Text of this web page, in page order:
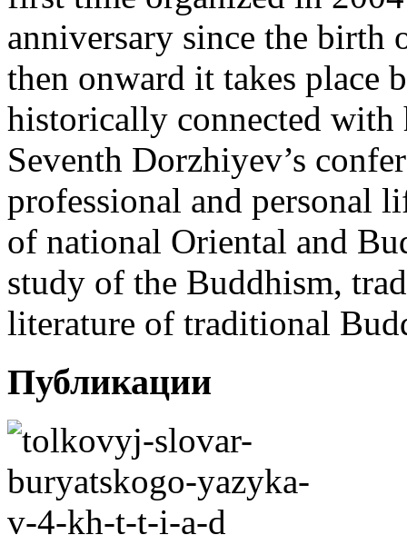
anniversary since the
then onward it takes place
historically connected with
Seventh Dorzhiyev’s
professional and personal
of national Oriental and
study of the Buddhism,
literature of traditional
Публикации